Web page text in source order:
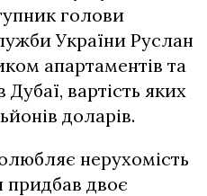
голови
України Руслан
апартаментів та
вартість яких
доларів.
нерухомість
придбав двоє